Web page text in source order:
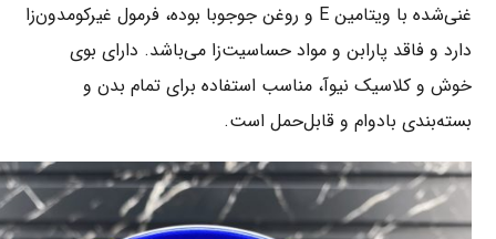
غنی‌شده با ویتامین E و روغن جوجوبا بوده، فرمول غیرکومدون‌زا
دارد و فاقد پارابن و مواد حساسیت‌زا می‌باشد. دارای بوی
خوش و کلاسیک نیوآ، مناسب استفاده برای تمام بدن و
بسته‌بندی بادوام و قابل‌حمل است.